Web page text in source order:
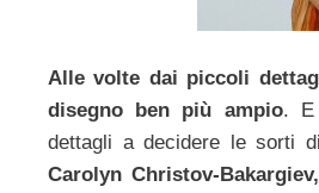
Alle volte dai piccoli
disegno ben più ampio. E
dettagli a decidere le sorti
Carolyn Christov-Bakargiev,